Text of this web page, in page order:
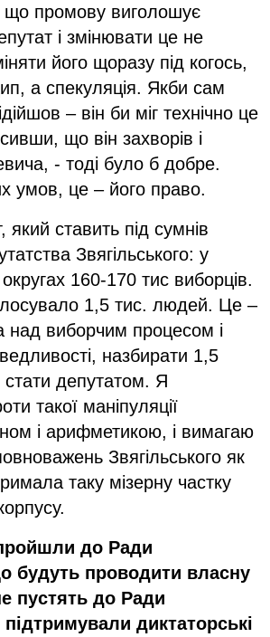
що промову виголошує
і змінювати це не
його щоразу під когось,
а спекуляція. Якби сам
– він би міг технічно це
що він захворів і
- тоді було б добре.
умов, це – його право.
який ставить під сумнів
Звягільського: у
160-170 тис виборців.
1,5 тис. людей. Це –
над виборчим процесом і
назбирати 1,5
стати депутатом. Я
такої маніпуляції
і арифметикою, і вимагаю
Звягільського як
таку мізерну частку
до Ради
будуть проводити власну
пустять до Ради
диктаторські